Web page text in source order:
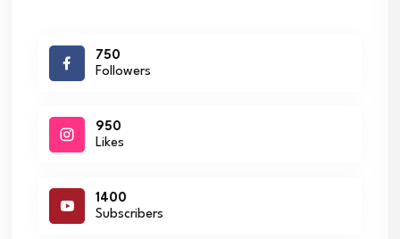
750
Followers
950
Likes
1400
Subscribers